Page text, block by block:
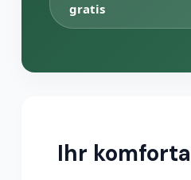
gratis
Ihr